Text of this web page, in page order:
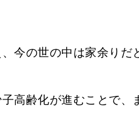
今の世の中は家余りだ
高齢化が進むことで、